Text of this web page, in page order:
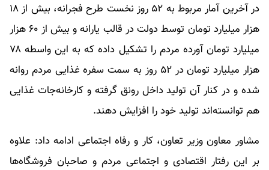
در آخرین آمار مربوط به ۵۲ روز نخست طرح فجرانه، بیش از ۱۸
هزار میلیارد تومان توسط دولت در قالب یارانه و بیش از ۶۰ هزار
میلیارد تومان آورده مردم را تشکیل داده که به این واسطه ۷۸
هزار میلیارد تومان در ۵۲ روز به سمت سفره غذایی مردم روانه
شده و در کنار آن تولید داخل رونق گرفته و کارخانه‌جات غذایی
هم توانسته‌اند تولید خود را افزایش دهند.
مشاور معاون وزیر تعاون، کار و رفاه اجتماعی ادامه داد: علاوه
بر این رفتار اقتصادی و اجتماعی مردم و صاحبان فروشگاه‌ها